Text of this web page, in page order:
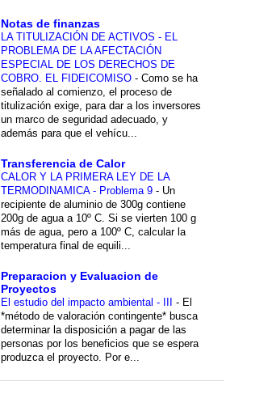
Notas de finanzas
LA TITULIZACIÓN DE ACTIVOS - EL
PROBLEMA DE LA AFECTACIÓN
ESPECIAL DE LOS DERECHOS DE
COBRO. EL FIDEICOMISO - Como se ha
señalado al comienzo, el proceso de
titulización exige, para dar a los inversores
un marco de seguridad adecuado, y
además para que el vehícu...
Transferencia de Calor
CALOR Y LA PRIMERA LEY DE LA
TERMODINAMICA - Problema 9 - Un
recipiente de aluminio de 300g contiene
200g de agua a 10º C. Si se vierten 100 g
más de agua, pero a 100º C, calcular la
temperatura final de equili...
Preparacion y Evaluacion de
Proyectos
El estudio del impacto ambiental - III - El
*método de valoración contingente* busca
determinar la disposición a pagar de las
personas por los beneficios que se espera
produzca el proyecto. Por e...